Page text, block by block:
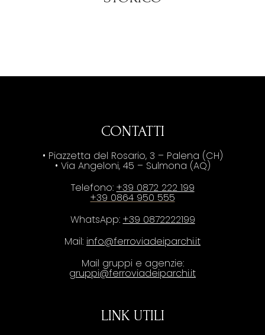
CONTATTI
• Piazzetta del Rosario, 3 – Palena (CH)
• Via Angeloni, 45 – Sulmona (AQ)
Telefono: +39 0872 222 199
+39 0864 950 555
WhatsApp: +39 0872222199
Mail: info@ferroviadeiparchi.it
Mail gruppi e agenzie:
gruppi@ferroviadeiparchi.it
LINK UTILI